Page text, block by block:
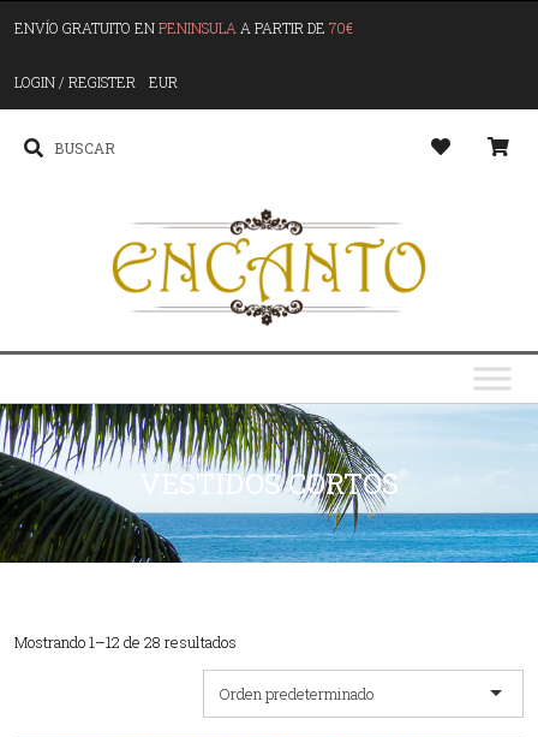
ENVÍO GRATUITO ENPENINSULA A PARTIR DE 70€
LOGIN / REGISTER EUR
VESTIDOS CORTOS
Mostrando 1–12 de 28 resultados
Orden predeterminado